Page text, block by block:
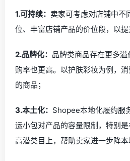
1.可持续： 卖家可考虑对店铺中不
位、丰富店铺产品的价位段，以提
2.品牌化： 品牌类商品存在更多
购率也更高。以护肤彩妆为例，
的商品；
3.本土化： Shopee本地化履约服
运小包对产品的容量限制，特别
高潜类目上，帮助卖家进一步降本